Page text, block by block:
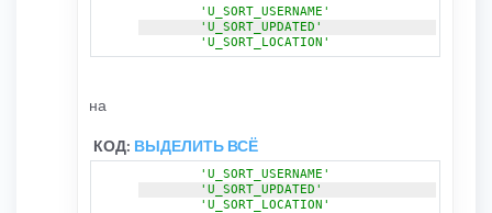
'U_SORT_USERNAME'
'U_SORT_UPDATED'
'U_SORT_LOCATION'
на
КОД: ВЫДЕЛИТЬ ВСЁ
'U_SORT_USERNAME'
'U_SORT_UPDATED'
'U_SORT_LOCATION'